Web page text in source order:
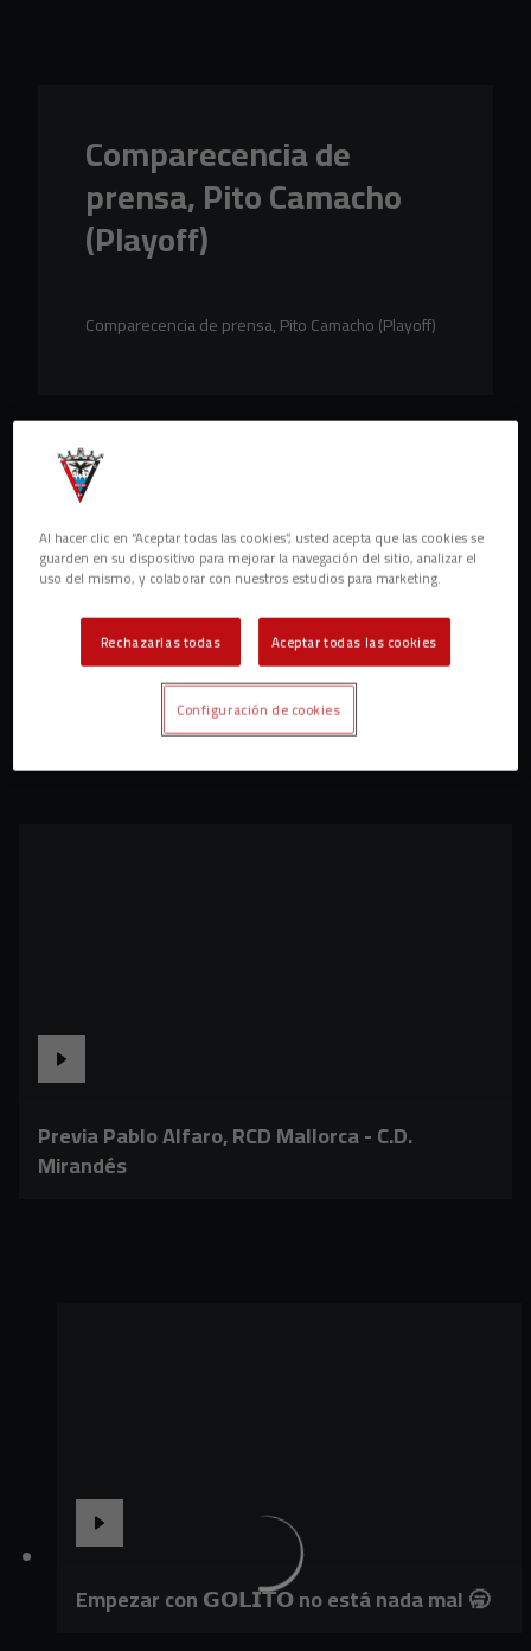
Comparecencia de
prensa, Pito Camacho
(Playoff)
Comparecencia de prensa, Pito Camacho (Playoff)
Previa Pablo Alfaro, RCD Mallorca - C.D.
Mirandés
Empezar con 𝗚𝗢𝗟𝗜𝗧𝗢 no está nada mal 🥱
Al hacer clic en “Aceptar todas las cookies”, usted acepta que las cookies se
guarden en su dispositivo para mejorar la navegación del sitio, analizar el
uso del mismo, y colaborar con nuestros estudios para marketing.
Rechazarlas todas Aceptar todas las cookies
Configuración de cookies